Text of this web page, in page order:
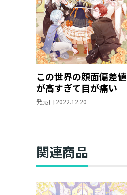
この世界の顔面偏差値
が高すぎて目が痛い
発売日:2022.12.20
関連商品